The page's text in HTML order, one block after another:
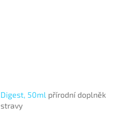
Digest, 50ml přírodní doplněk
stravy